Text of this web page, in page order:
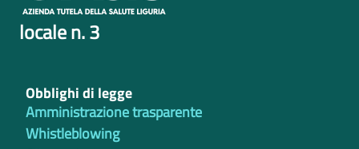
locale n. 3
Obblighi di legge
Amministrazione trasparente
Whistleblowing